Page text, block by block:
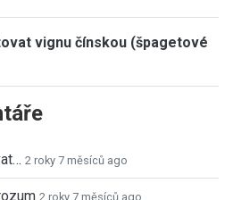
vignu čínskou (špagetové
2 roky 7 měsíců ago
2 roky 7 měsíců ago